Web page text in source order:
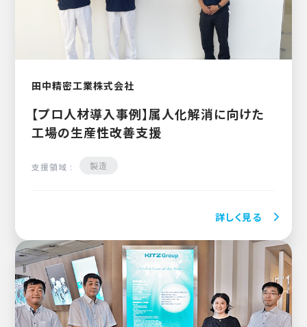
田中精密工業株式会社
【プロ人材導入事例】属人化解消に向けた
工場の生産性改善支援
支援領域 : 製造
詳しく見る